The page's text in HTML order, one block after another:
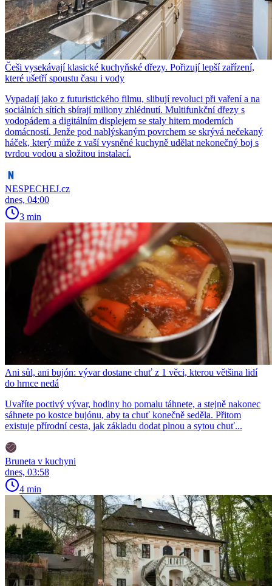
Češi vysekávají klasické kuchyňské dřezy. Pořizují lepší zařízení,
které ušetří spoustu času i vody
Vypadají jako z futuristického filmu, slibují revoluci při vaření a na
sociálních sítích sbírají miliony zhlédnutí. Multifunkční dřezy s
vodopádem a digitálním displejem se staly hitem moderních
domácností. Jenže pod nablýskaným povrchem se skrývá nečekaný
háček, který může z vaší vysněné kuchyně udělat nekonečný boj s
tvrdou vodou a složitou instalací.
NESPECHEJ.cz
dnes, 04:00
3 min
Ani sůl, ani bujón: vývar dostane chuť z 1 věci, kterou většina lidí
do hrnce nedá
Uvaříte poctivý vývar, hodiny ho pomalu táhnete, a stejně nakonec
sáhnete po kostce bujónu, aby ta chuť konečně seděla. Přitom
existuje přírodní cesta, jak základu dodat plnou a sytou chuť...
Bruneta v kuchyni
dnes, 03:58
4 min